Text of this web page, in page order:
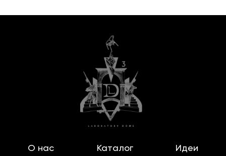
О нас Каталог Идеи